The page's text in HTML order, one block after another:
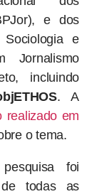
e dos
e
Jornalismo
incluindo
. A
realizado em
o tema.
foi
de todas as